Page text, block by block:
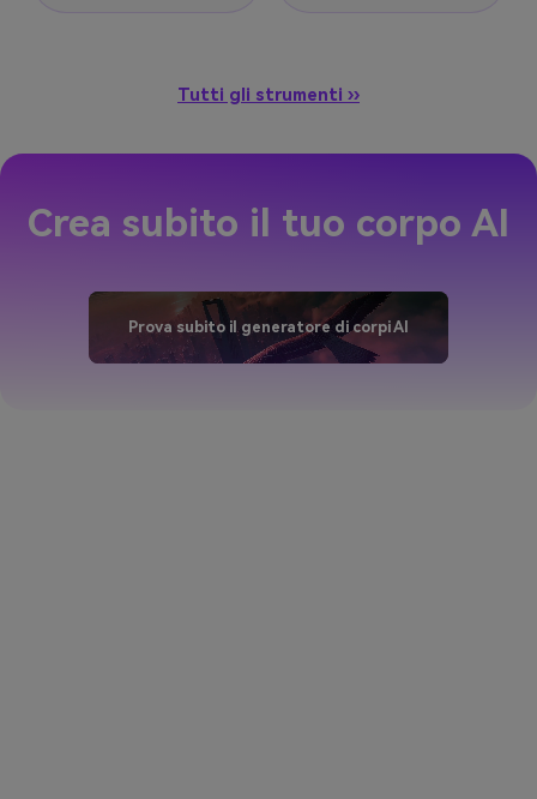
Tutti gli strumenti ››
Crea subito il tuo corpo AI
Prova subito il generatore di corpi AI